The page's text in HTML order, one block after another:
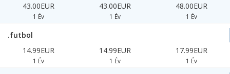
43.00EUR
1 Év
43.00EUR
1 Év
48.00EUR
1 Év
.futbol
14.99EUR
1 Év
14.99EUR
1 Év
17.99EUR
1 Év